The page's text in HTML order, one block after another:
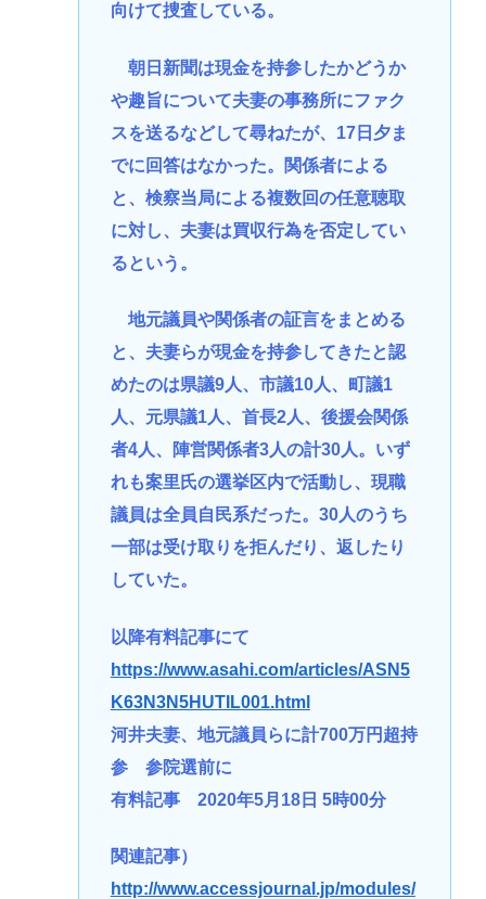
向けて捜査している。
朝日新聞は現金を持参したかどうか
や趣旨について夫妻の事務所にファク
スを送るなどして尋ねたが、17日夕ま
でに回答はなかった。関係者による
と、検察当局による複数回の任意聴取
に対し、夫妻は買収行為を否定してい
るという。
地元議員や関係者の証言をまとめる
と、夫妻らが現金を持参してきたと認
めたのは県議9人、市議10人、町議1
人、元県議1人、首長2人、後援会関係
者4人、陣営関係者3人の計30人。いず
れも案里氏の選挙区内で活動し、現職
議員は全員自民系だった。30人のうち
一部は受け取りを拒んだり、返したり
していた。
以降有料記事にて
https://www.asahi.com/articles/ASN5
K63N3N5HUTIL001.html
河井夫妻、地元議員らに計700万円超持
参 参院選前に
有料記事 2020年5月18日 5時00分
関連記事）
http://www.accessjournal.jp/modules/